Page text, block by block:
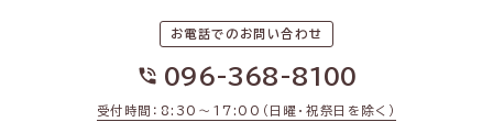
お電話でのお問い合わせ
096-368-8100
受付時間：8:30〜17:00（日曜・祝祭日を除く）